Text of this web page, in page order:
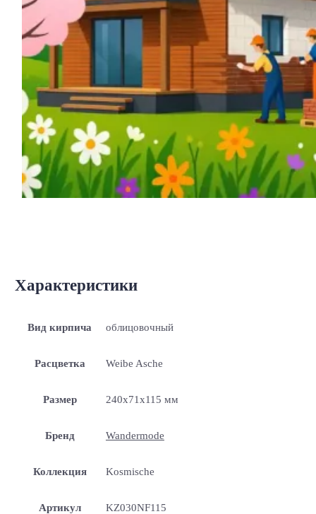
Характеристики
Вид кирпича облицовочный
Расцветка Weibe Asche
Размер 240x71x115 мм
Бренд Wandermode
Коллекция Kosmische
Артикул KZ030NF115